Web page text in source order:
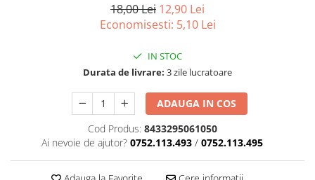
textile,masini de spalat ,uscatoare
Solutii indepartare pete si
Vopsea pentru articole textile si
articole din piele
Articole complementare
Articole Menaj & Accesorii pentru
18,00 Lei 12,90 Lei
Economisesti: 5,10 Lei
IN STOC
Durata de livrare: 3 zile lucratoare
ADAUGA IN COS
Cod Produs: 8433295061050
Ai nevoie de ajutor? 0752.113.493 / 0752.113.495